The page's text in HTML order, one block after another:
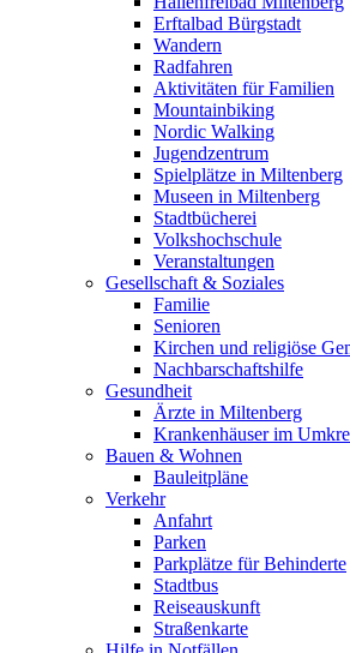
Erftalbad Bürgstadt
Wandern
Radfahren
Aktivitäten für Familien
Mountainbiking
Nordic Walking
Jugendzentrum
Spielplätze in Miltenberg
Museen in Miltenberg
Stadtbücherei
Volkshochschule
Veranstaltungen
Gesellschaft & Soziales
Familie
Senioren
Kirchen und religiöse
Nachbarschaftshilfe
Gesundheit
Ärzte in Miltenberg
Krankenhäuser im
Bauen & Wohnen
Bauleitpläne
Verkehr
Anfahrt
Parken
Parkplätze für Behinderte
Stadtbus
Reiseauskunft
Straßenkarte